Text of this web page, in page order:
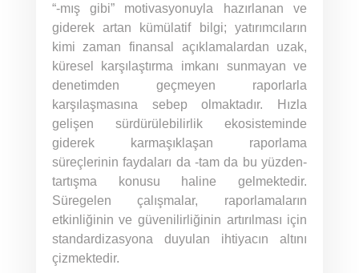
“-mış gibi” motivasyonuyla hazırlanan ve
giderek artan kümülatif bilgi; yatırımcıların
kimi zaman finansal açıklamalardan uzak,
küresel karşılaştırma imkanı sunmayan ve
denetimden geçmeyen raporlarla
karşılaşmasına sebep olmaktadır. Hızla
gelişen sürdürülebilirlik ekosisteminde
giderek karmaşıklaşan raporlama
süreçlerinin faydaları da -tam da bu yüzden-
tartışma konusu haline gelmektedir.
Süregelen çalışmalar, raporlamaların
etkinliğinin ve güvenilirliğinin artırılması için
standardizasyona duyulan ihtiyacın altını
çizmektedir.